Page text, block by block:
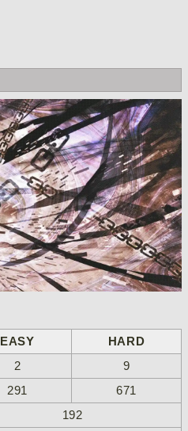
EASY
HARD
2
9
291
671
192